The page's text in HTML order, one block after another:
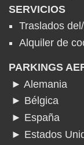
SERVICIOS
Traslados
Alquiler de
PARKINGS
► Alemania
► Bélgica
► España
► Estados